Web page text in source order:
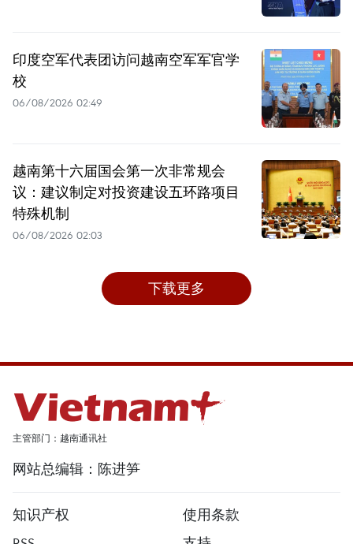
印度空军代表团访问越南空军军官学
校
06/08/2026 02:49
越南第十六届国会第一次非常规会
议：建议制定对投资建设五环路项目
特殊机制
06/08/2026 02:03
下载更多
主管部门：越南通讯社
网站总编辑：陈进笋
知识产权
使用条款